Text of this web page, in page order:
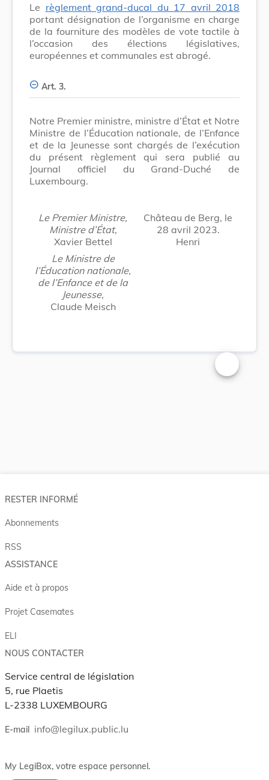
Le règlement grand-ducal du 17 avril 2018
portant désignation de l’organisme en charge
de la fourniture des modèles de vote tactile à
l’occasion des élections législatives,
européennes et communales est abrogé.
Art. 3.
Notre Premier ministre, ministre d’État et Notre
Ministre de l’Éducation nationale, de l’Enfance
et de la Jeunesse sont chargés de l’exécution
du présent règlement qui sera publié au
Journal officiel du Grand-Duché de
Luxembourg.
Le Premier Ministre,
Ministre d’État,
Xavier Bettel
Le Ministre de
l’Éducation nationale,
de l’Enfance et de la
Jeunesse,
Claude Meisch
Château de Berg, le
28 avril 2023.
Henri
Changer la
RESTER INFORMÉ
Abonnements
RSS
ASSISTANCE
Aide et à propos
Projet Casemates
ELI
NOUS CONTACTER
Service central de législation
5, rue Plaetis
L-2338 LUXEMBOURG
E-mail info@legilux.public.lu
My LegiBox, votre espace personnel.